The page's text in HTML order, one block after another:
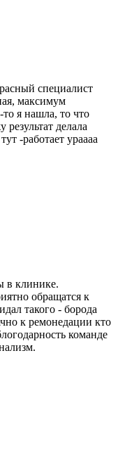
специалист
максимум
я нашла, то что
делала
-работает ураааа
в клинике.
обращатся к
такого - борода
к ремонедации кто
команде